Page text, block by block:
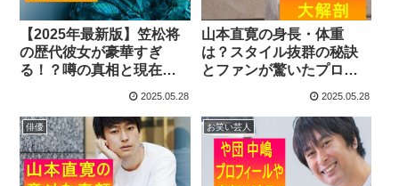
【2025年最新版】笠松将
の歴代彼女が豪華すぎ
る！？噂の真相と現在の
恋愛事情を徹底調査！
2025.05.28
山本直寛の身長・体重
は？スタイル抜群の秘訣
とファンが驚いたプロフ
ィール情報まとめ！
2025.05.28
俳優 お笑い芸人